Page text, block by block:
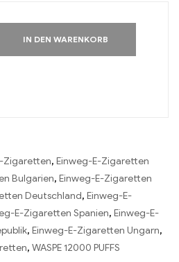
IN DEN WARENKORB
Zigaretten, Einweg-E-Zigaretten
Bulgarien, Einweg-E-Zigaretten
Deutschland, Einweg-E-
E-Zigaretten Spanien, Einweg-E-
, Einweg-E-Zigaretten Ungarn,
, WASPE 12000 PUFFS